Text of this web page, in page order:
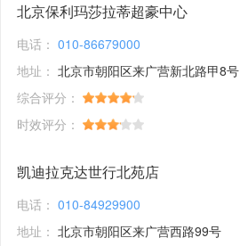
北京保利玛莎拉蒂超豪中心
电话： 010-86679000
地址： 北京市朝阳区来广营新北路甲8号
综合评分：
时效评分：
凯迪拉克达世行北苑店
电话： 010-84929900
地址： 北京市朝阳区来广营西路99号